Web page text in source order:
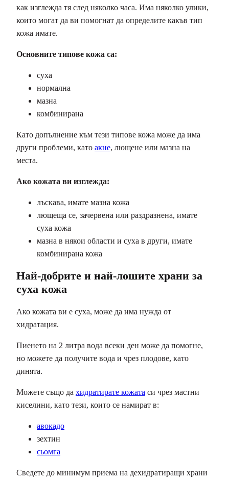
как изглежда тя след няколко часа. Има няколко улики,
които могат да ви помогнат да определите какъв тип
кожа имате.
Основните типове кожа са:
суха
нормална
мазна
комбинирана
Като допълнение към тези типове кожа може да има
други проблеми, като акне, лющене или мазна на
места.
Ако кожата ви изглежда:
лъскава, имате мазна кожа
лющеща се, зачервена или раздразнена, имате
суха кожа
мазна в някои области и суха в други, имате
комбинирана кожа
Най-добрите и най-лошите храни за
суха кожа
Ако кожата ви е суха, може да има нужда от
хидратация.
Пиенето на 2 литра вода всеки ден може да помогне,
но можете да получите вода и чрез плодове, като
динята.
Можете също да хидратирате кожата си чрез мастни
киселини, като тези, които се намират в:
авокадо
зехтин
сьомга
Сведете до минимум приема на дехидратиращи храни